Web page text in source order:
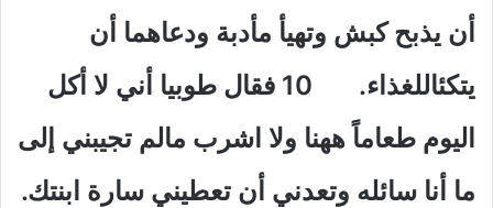
أن يذبح كبش وتهيأ مأدبة ودعاهما أن
يتكئاللغذاء. 10 فقال طوبيا أني لا أكل
اليوم طعاماً ههنا ولا اشرب مالم تجيبني إلى
ما أنا سائله وتعدني أن تعطيني سارة ابنتك.